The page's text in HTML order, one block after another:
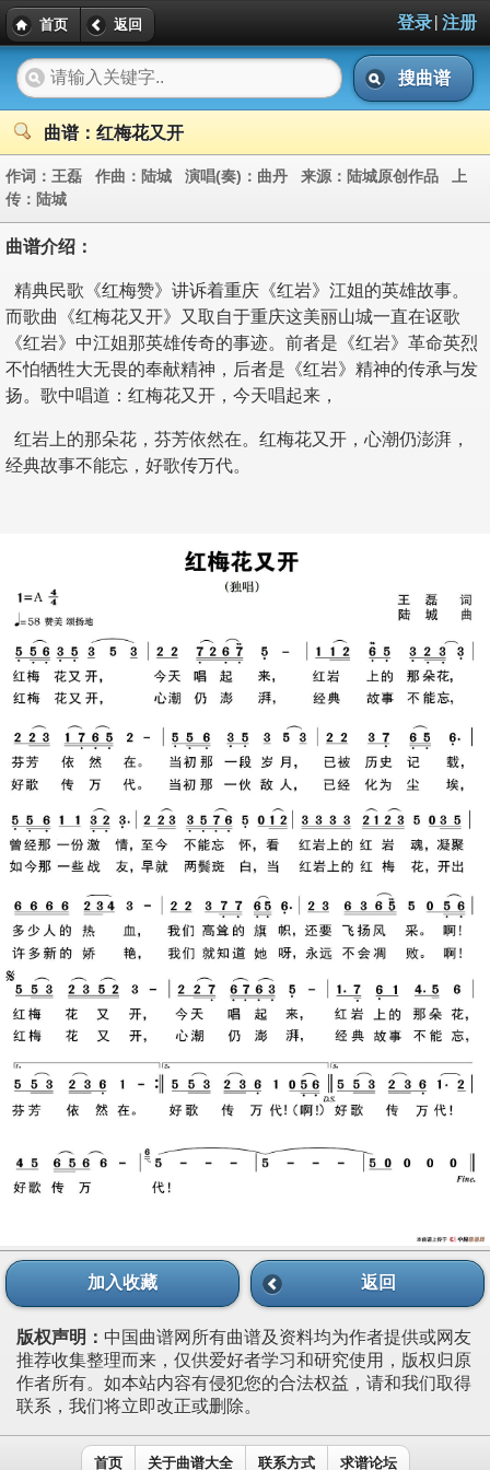
首页 返回 登录| 注册
搜曲谱
曲谱：红梅花又开
作词： 王磊 作曲： 陆城 演唱(奏)： 曲丹 来源： 陆城原创作品 上
传： 陆城
曲谱介绍：
精典民歌《红梅赞》讲诉着重庆《红岩》江姐的英雄故事。
而歌曲《红梅花又开》又取自于重庆这美丽山城一直在讴歌
《红岩》中江姐那英雄传奇的事迹。前者是《红岩》革命英烈
不怕牺牲大无畏的奉献精神，后者是《红岩》精神的传承与发
扬。歌中唱道：红梅花又开，今天唱起来，
红岩上的那朵花，芬芳依然在。红梅花又开，心潮仍澎湃，
经典故事不能忘，好歌传万代。
加入收藏 返回
版权声明： 中国曲谱网所有曲谱及资料均为作者提供或网友
推荐收集整理而来，仅供爱好者学习和研究使用，版权归原
作者所有。如本站内容有侵犯您的合法权益，请和我们取得
联系，我们将立即改正或删除。
首页 关于曲谱大全 联系方式 求谱论坛